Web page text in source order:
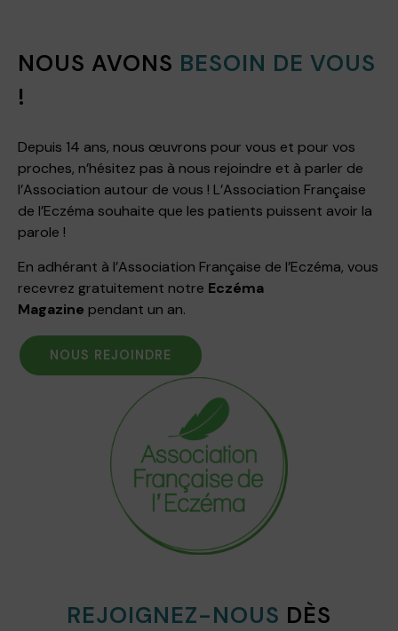
NOUS AVONS BESOIN DE VOUS
!
Depuis 14 ans, nous œuvrons pour vous et pour vos
proches, n’hésitez pas à nous rejoindre et à parler de
l’Association autour de vous ! L’Association Française
de l’Eczéma souhaite que les patients puissent avoir la
parole !
En adhérant à l’Association Française de l’Eczéma, vous
recevrez gratuitement notre Eczéma
Magazine pendant un an.
NOUS REJOINDRE
REJOIGNEZ-NOUS DÈS